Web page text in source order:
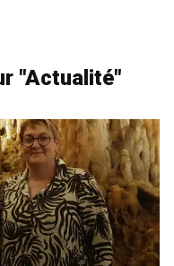
"Actualité"